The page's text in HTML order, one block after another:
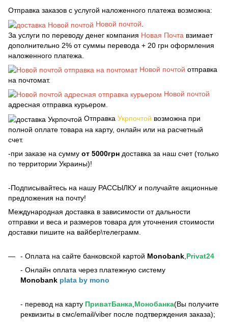
Отправка заказов с услугой наложенного платежа возможна:
Новой почтой.
За услуги по переводу денег компания Новая Почта взимает
дополнительно 2% от суммы перевода + 20 грн оформления
наложенного платежа.
Новой почтой отправка
на почтомат.
Новой почтой
адресная отправка курьером.
Отправка Укрпочтой возможна при
полной оплате товара на карту, онлайн или на расчетный
счет.
-при заказе на сумму от 5000грн доставка за наш счет (только
по территории Украины)!
-Подписывайтесь на нашу РАССЫЛКУ и получайте акционные
предложения на почту!
Международная доставка в зависимости от дальности
отправки и веса и размеров товара для уточнения стоимости
доставки пишите на вайбер\телеграмм.
- Оплата на сайте банковской картой Monobank Privat24
- Онлайн оплата через платежную систему
Monobank plata by mono
- перевод на карту ПриватБанка Монобанка(Вы получите
реквизиты в смс/email/viber после подтверждения заказа);